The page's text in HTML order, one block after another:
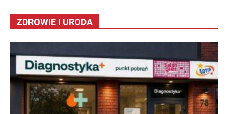
ZDROWIE I URODA